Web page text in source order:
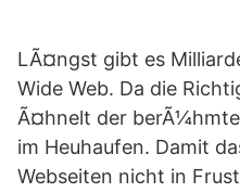
LÃ¤ngst gibt es
Wide Web. Da die
Ã¤hnelt der
im Heuhaufen. Damit
Webseiten nicht in